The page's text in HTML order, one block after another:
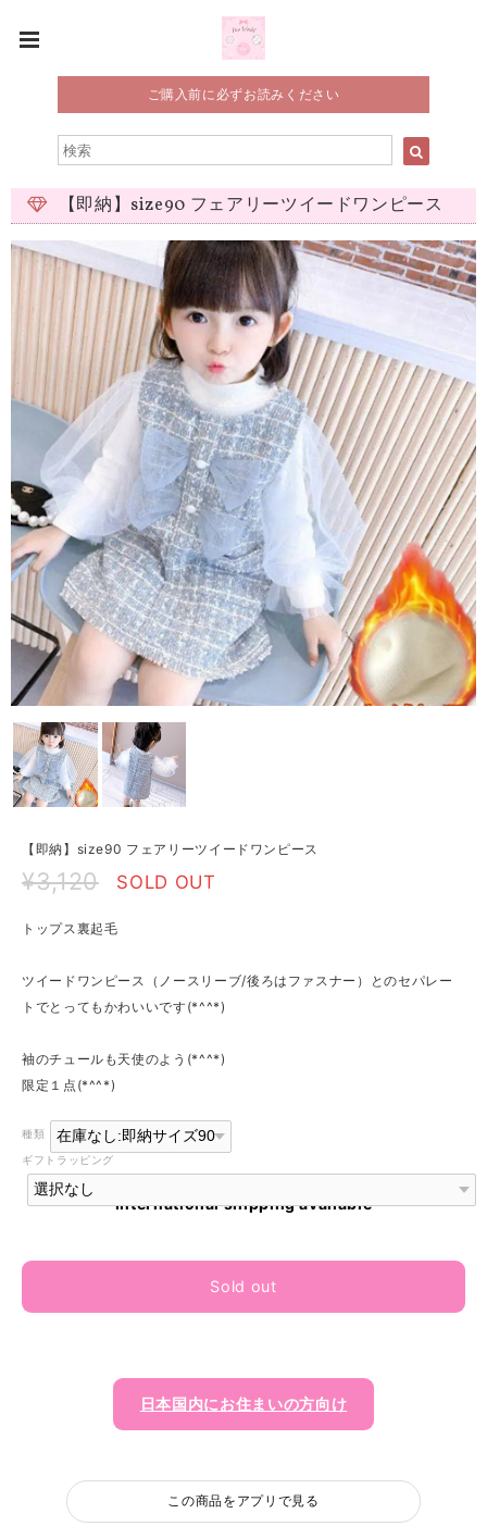
ご購入前に必ずお読みください
【即納】size90 フェアリーツイードワンピース
【即納】size90 フェアリーツイードワンピース
¥3,120 SOLD OUT
トップス裏起毛
ツイードワンピース（ノースリーブ/後ろはファスナー）とのセパレー
トでとってもかわいいです(*^^*)
袖のチュールも天使のよう(*^^*)
限定１点(*^^*)
種類
ギフトラッピング
International shipping available
Sold out
日本国内にお住まいの方向け
この商品をアプリで見る